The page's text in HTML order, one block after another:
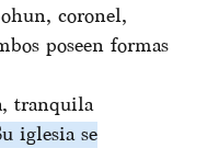
coronel,
poseen formas
tranquila
iglesia se